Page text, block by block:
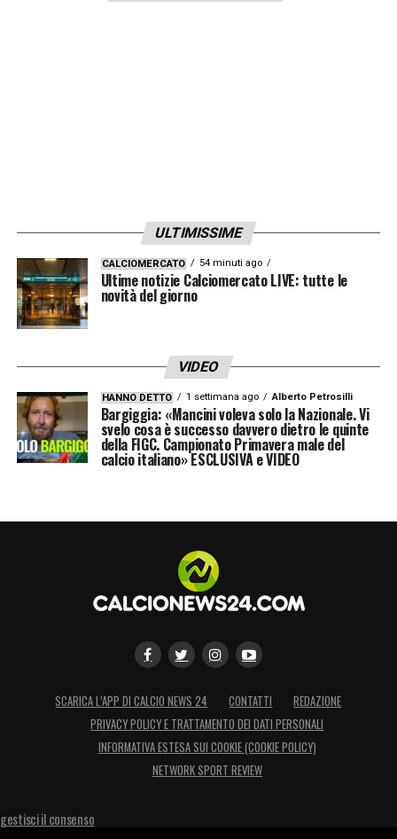
Verifica termini e condizioni tramite i
seguenti link:
SCOPRI LA PROMO LOTTOMATICA
SCOPRI LA PROMO GOLDBET
LA PLAYLIST DELLE NOSTRE TOP NEWS
ULTIMISSIME
CALCIOMERCATO 54 minuti ago
Ultime notizie Calciomercato LIVE: tutte le
novità del giorno
VIDEO
HANNO DETTO 1 settimana ago Alberto Petrosilli
Bargiggia: «Mancini voleva solo la Nazionale. Vi
svelo cosa è successo davvero dietro le quinte
della FIGC. Campionato Primavera male del
calcio italiano» ESCLUSIVA e VIDEO
SCARICA L’APP DI CALCIO NEWS 24 CONTATTI
REDAZIONE
PRIVACY POLICY E TRATTAMENTO DEI DATI PERSONALI
INFORMATIVA ESTESA SUI COOKIE (COOKIE POLICY)
NETWORK SPORT REVIEW
gestisci il consenso